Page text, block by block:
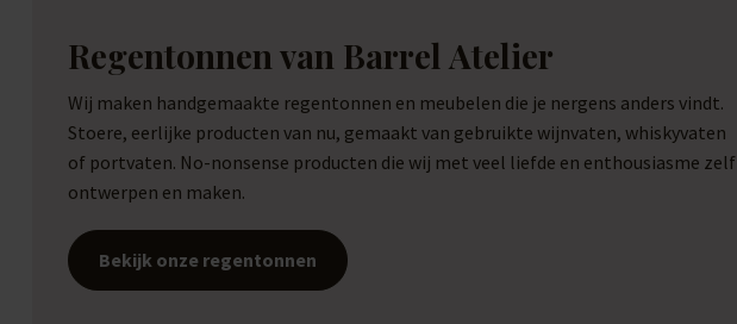
Regentonnen van Barrel Atelier
Wij maken handgemaakte regentonnen en meubelen die je nergens anders vindt.
Stoere, eerlijke producten van nu, gemaakt van gebruikte wijnvaten, whiskyvaten
of portvaten. No-nonsense producten die wij met veel liefde en enthousiasme zelf
ontwerpen en maken.
Bekijk onze regentonnen